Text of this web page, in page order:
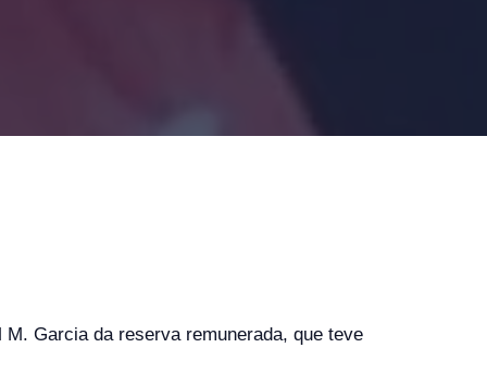
Garcia da reserva remunerada, que teve